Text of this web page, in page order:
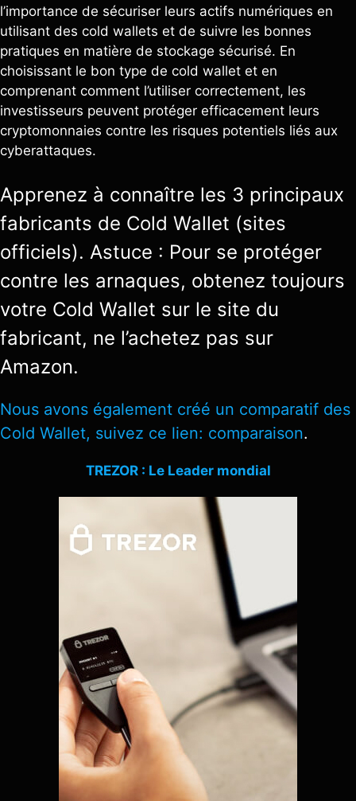
l’importance de sécuriser leurs actifs numériques en
utilisant des cold wallets et de suivre les bonnes
pratiques en matière de stockage sécurisé. En
choisissant le bon type de cold wallet et en
comprenant comment l’utiliser correctement, les
investisseurs peuvent protéger efficacement leurs
cryptomonnaies contre les risques potentiels liés aux
cyberattaques.
Apprenez à connaître les 3 principaux
fabricants de Cold Wallet (sites
officiels). Astuce : Pour se protéger
contre les arnaques, obtenez toujours
votre Cold Wallet sur le site du
fabricant, ne l’achetez pas sur
Amazon.
Nous avons également créé un comparatif des
Cold Wallet, suivez ce lien: comparaison.
TREZOR : Le Leader mondial